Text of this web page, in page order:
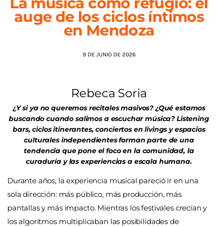
AGENDA
auge de los ciclos íntimos
en Mendoza
9 DE JUNIO DE 2026
Rebeca Soria
¿Y si ya no queremos recitales masivos? ¿Qué estamos
buscando cuando salimos a escuchar música? Listening
bars, ciclos itinerantes, conciertos en livings y espacios
culturales independientes forman parte de una
tendencia que pone el foco en la comunidad, la
curaduría y las experiencias a escala humana.
Durante años, la experiencia musical pareció ir en una
sola dirección: más público, más producción, más
pantallas y más impacto. Mientras los festivales crecían y
los algoritmos multiplicaban las posibilidades de